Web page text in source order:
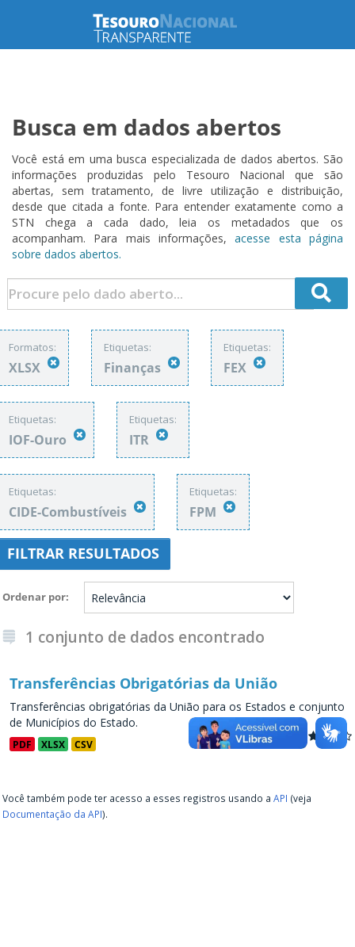
Busca em dados abertos
Você está em uma busca especializada de dados abertos. São
informações produzidas pelo Tesouro Nacional que são
abertas, sem tratamento, de livre utilização e distribuição,
desde que citada a fonte. Para entender exatamente como a
STN chega a cada dado, leia os metadados que os
acompanham. Para mais informações,acesse esta página
sobre dados abertos.
Formatos:
XLSX
Etiquetas:
Finanças
Etiquetas:
FEX
Etiquetas:
IOF-Ouro
Etiquetas:
ITR
Etiquetas:
CIDE-Combustíveis
Etiquetas:
FPM
FILTRAR RESULTADOS
Ordenar por
1 conjunto de dados encontrado
Transferências Obrigatórias da União
Transferências obrigatórias da União para os Estados e conjunto
de Municípios do Estado.
PDF XLSX CSV
Você também pode ter acesso a esses registros usando a API (veja
Documentação da API).